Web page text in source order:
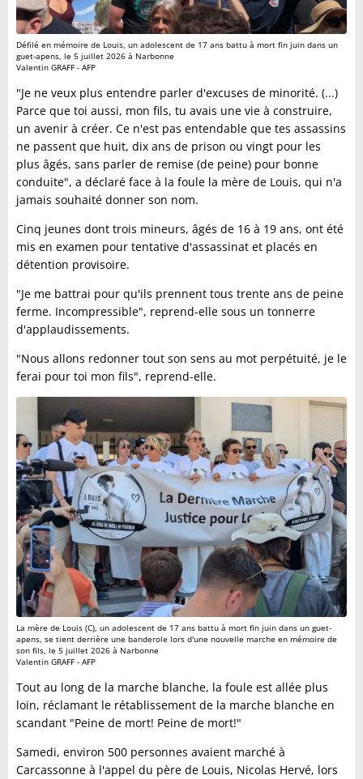
Défilé en mémoire de Louis, un adolescent de 17 ans battu à mort fin juin dans un
guet-apens, le 5 juillet 2026 à Narbonne
Valentin GRAFF - AFP
"Je ne veux plus entendre parler d'excuses de minorité. (...)
Parce que toi aussi, mon fils, tu avais une vie à construire,
un avenir à créer. Ce n'est pas entendable que tes assassins
ne passent que huit, dix ans de prison ou vingt pour les
plus âgés, sans parler de remise (de peine) pour bonne
conduite", a déclaré face à la foule la mère de Louis, qui n'a
jamais souhaité donner son nom.
Cinq jeunes dont trois mineurs, âgés de 16 à 19 ans, ont été
mis en examen pour tentative d'assassinat et placés en
détention provisoire.
"Je me battrai pour qu'ils prennent tous trente ans de peine
ferme. Incompressible", reprend-elle sous un tonnerre
d'applaudissements.
"Nous allons redonner tout son sens au mot perpétuité, je le
ferai pour toi mon fils", reprend-elle.
La mère de Louis (C), un adolescent de 17 ans battu à mort fin juin dans un guet-
apens, se tient derrière une banderole lors d'une nouvelle marche en mémoire de
son fils, le 5 juillet 2026 à Narbonne
Valentin GRAFF - AFP
Tout au long de la marche blanche, la foule est allée plus
loin, réclamant le rétablissement de la marche blanche en
scandant "Peine de mort! Peine de mort!"
Samedi, environ 500 personnes avaient marché à
Carcassonne à l'appel du père de Louis, Nicolas Hervé, lors